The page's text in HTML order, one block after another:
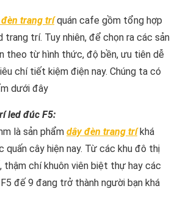
trang tríquán cafe gồm tổng hợp
trang trí. Tuy nhiên, để chọn ra các sản
theo từ hình thức, độ bền, ưu tiên dễ
chí tiết kiệm điện nay. Chúng ta có
dưới đây
led đúc F5:
là sản phẩm dây đèn trang tríkhá
quấn cây hiện nay. Từ các khu đô thị
thậm chí khuôn viên biệt thự hay các
đế 9 đang trở thành người bạn khá